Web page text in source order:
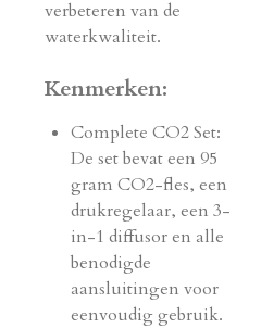
verbeteren van de
waterkwaliteit.
Kenmerken:
Complete CO2 Set:
De set bevat een 95
gram CO2-fles, een
drukregelaar, een 3-
in-1 diffusor en alle
benodigde
aansluitingen voor
eenvoudig gebruik.